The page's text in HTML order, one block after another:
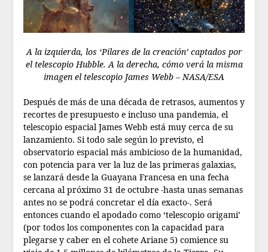
A la izquierda, los ‘Pilares de la creación’ captados por
el telescopio Hubble. A la derecha, cómo verá la misma
imagen el telescopio James Webb – NASA/ESA
Después de más de una década de retrasos, aumentos y
recortes de presupuesto e incluso una pandemia, el
telescopio espacial James Webb está muy cerca de su
lanzamiento. Si todo sale según lo previsto, el
observatorio espacial más ambicioso de la humanidad,
con potencia para ver la luz de las primeras galaxias,
se lanzará desde la Guayana Francesa en una fecha
cercana al próximo 31 de octubre -hasta unas semanas
antes no se podrá concretar el día exacto-. Será
entonces cuando el apodado como ‘telescopio origami’
(por todos los componentes con la capacidad para
plegarse y caber en el cohete Ariane 5) comience su